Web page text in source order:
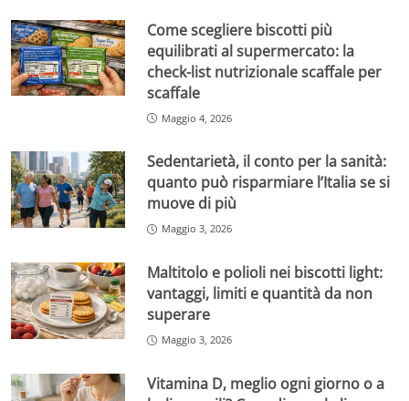
Come scegliere biscotti più
equilibrati al supermercato: la
check-list nutrizionale scaffale per
scaffale
Maggio 4, 2026
Sedentarietà, il conto per la sanità:
quanto può risparmiare l’Italia se si
muove di più
Maggio 3, 2026
Maltitolo e polioli nei biscotti light:
vantaggi, limiti e quantità da non
superare
Maggio 3, 2026
Vitamina D, meglio ogni giorno o a